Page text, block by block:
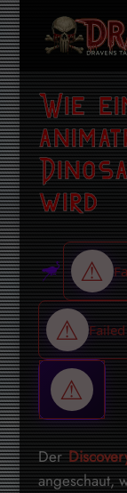
Wie
wird
Der
angeschaut,